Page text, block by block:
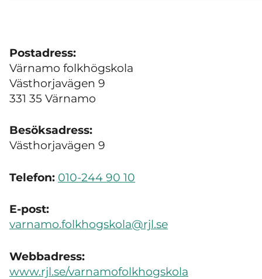
Postadress:
Värnamo folkhögskola
Västhorjavägen 9
331 35 Värnamo
Besöksadress:
Västhorjavägen 9
Telefon: 010-244 90 10
E-post:
varnamo.folkhogskola@rjl.se
Webbadress:
www.rjl.se/varnamofolkhogskola